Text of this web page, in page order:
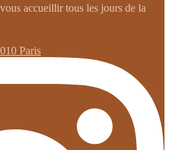
accueillir tous les jours de la
Paris